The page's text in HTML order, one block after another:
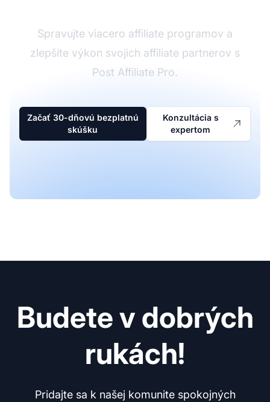
Spravujte viacero affiliate programov a
zlepšite výkon svojich affiliate partnerov s
Post Affiliate Pro.
Začať 30-dňovú bezplatnú
skúšku
Konzultácia s
expertom
Budete v dobrých
rukách!
Pridajte sa k našej komunite spokojných